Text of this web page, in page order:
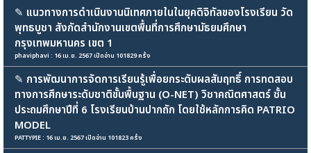
✎ แนวทางการดำเนินงานนิเทศภายในในยุคดิจิทัลของโรงเรียน วัด
พุทธบูชา สังกัดสำนักงานเขตพื้นที่การศึกษามัธยมศึกษา
กรุงเทพมหานคร เขต 1
phaviphavi : 16 เม.ย. 2567 เปิดอ่าน 101829 ครั้ง
✎ การพัฒนาการจัดการเรียนรู้เพื่อยกระดับผลสัมฤทธิ์ การทดสอบ
ทางการศึกษาระดับชาติขั้นพื้นฐาน (O-NET) วิชาคณิตศาสตร์ ชั้น
ประถมศึกษาปีที่ 6 โรงเรียนบ้านปากถัก โดยใช้หลักการคิด PATRIO
MODEL
PATTYPIE : 16 เม.ย. 2567 เปิดอ่าน 101823 ครั้ง